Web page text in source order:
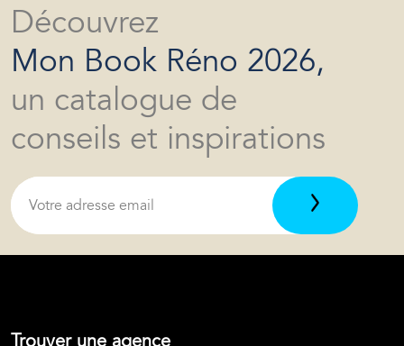
Découvrez
Mon Book Réno 2026,
un catalogue de
conseils et inspirations
Trouver une agence